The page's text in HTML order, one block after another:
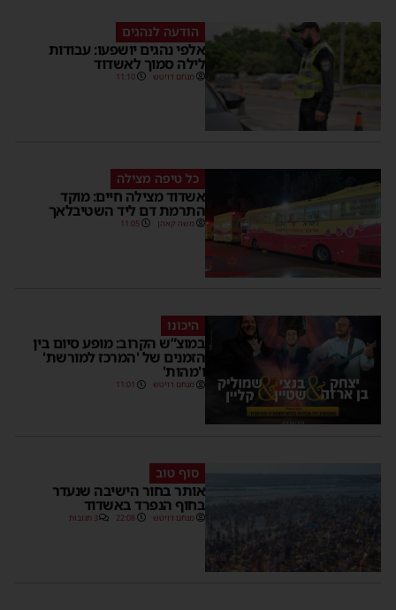
הודעה לנהגים
אלפי נהגים יושפעו: עבודות
לילה סמוך לאשדוד
מנחם דויטש 11:10
כל טיפה מצילה
אשדוד מצילה חיים: מוקד
התרמת דם ליד השטיבלאך
משה קאהן 11:05
היכונו
במוצ”ש הקרוב: מופע סיום בין
הזמנים של 'המרכז למורשת'
ו'מהות'
מנחם דויטש 11:01
סוף טוב
אותר בחור הישיבה שנעדר
בחוף הנפרד באשדוד
מנחם דויטש 22:08 3 תגובות